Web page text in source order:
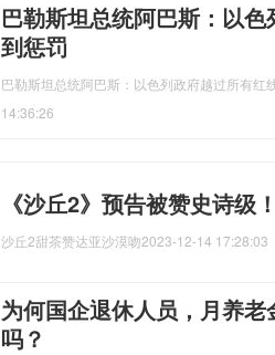
巴勒斯坦总统阿巴斯：以
到惩罚
巴勒斯坦总统阿巴斯：以色列政府越过所有红
14:36:26
《沙丘2》预告被赞史诗级
沙丘2甜茶赞达亚沙漠吻2023-12-14 17:28:03
为何国企退休人员，月养
吗？